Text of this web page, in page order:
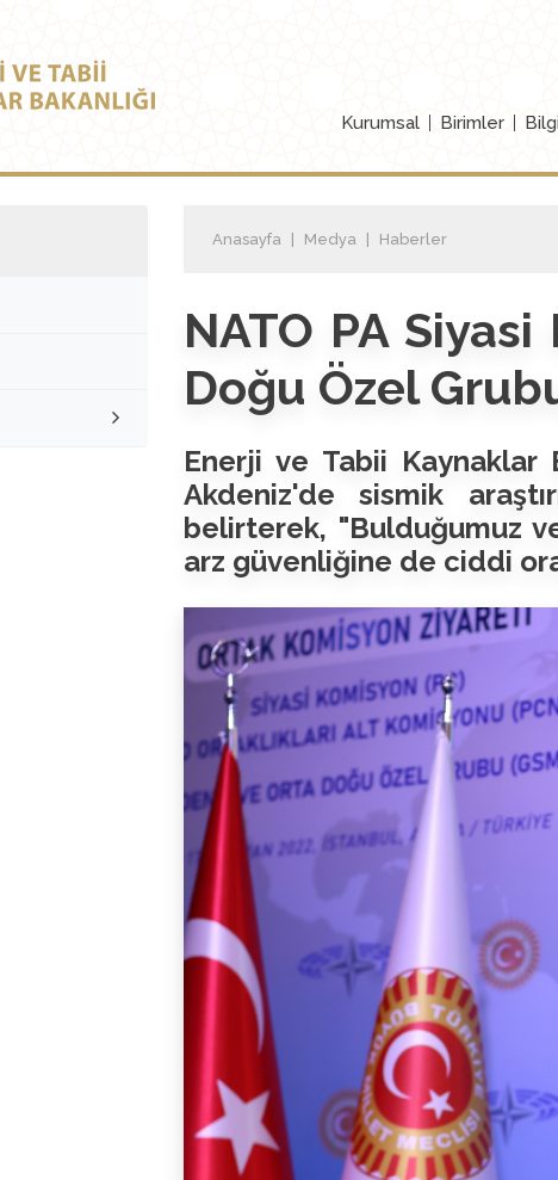
Kurumsal Birimler
Anasayfa Medya Haberler
NATO PA
Doğu Özel
Enerji ve Tabii Kaynaklar
Akdeniz'de sismik
belirterek, "Bulduğumuz
arz güvenliğine de ciddi